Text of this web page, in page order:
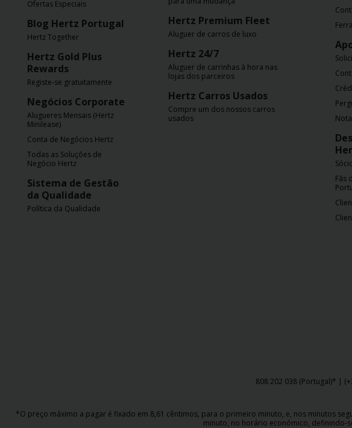
Ofertas Especiais
Blog Hertz Portugal
Hertz Together
Hertz Gold Plus
Rewards
Registe-se gratuitamente
Negócios Corporate
Alugueres Mensais (Hertz
Minilease)
Conta de Negócios Hertz
Todas as Soluções de
Negócio Hertz
Sistema de Gestão
da Qualidade
Política da Qualidade
Hertz Premium Fleet
Aluguer de carros de luxo
Hertz 24/7
Aluguer de carrinhas à hora nas
lojas dos parceiros
Hertz Carros Usados
Compre um dos nossos carros
usados
Fãs
808 202 038 (Portugal)* |
*O preço máximo a pagar é fixado em 8,61 cêntimos, para o primeiro minuto, e, nos minutos
minuto, no horário económico, definindo-